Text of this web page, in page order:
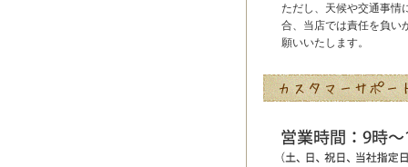
ただし、天候や交通事情
合、当店では責任を負い
願いいたします。